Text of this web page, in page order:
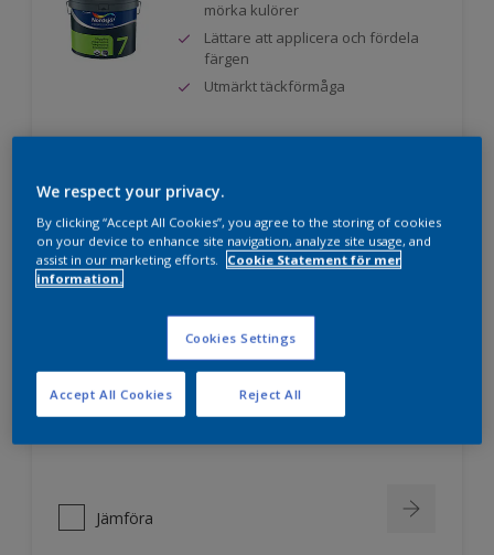
mörka kulörer
Lättare att applicera och fördela
färgen
Utmärkt täckförmåga
Nordsjö Professional 10
Jämnare och finare finish, även i
mörka kulörer
färgen
Jämföra
We respect your privacy.
By clicking “Accept All Cookies”, you agree to the storing of cookies
on your device to enhance site navigation, analyze site usage, and
assist in our marketing efforts.
Cookie Statement för mer
information.
Cookies Settings
Reject All
Accept All Cookies